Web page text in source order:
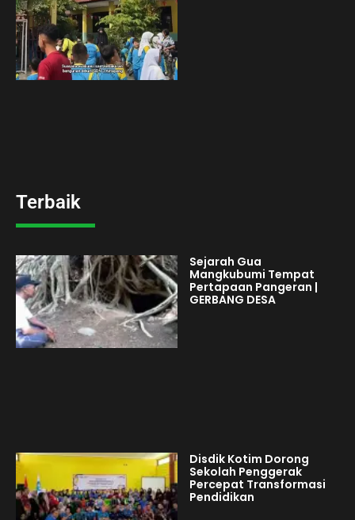
Terbaik
Sejarah Gua
Mangkubumi Tempat
Pertapaan Pangeran |
GERBANG DESA
Disdik Kotim Dorong
Sekolah Penggerak
Percepat Transformasi
Pendidikan